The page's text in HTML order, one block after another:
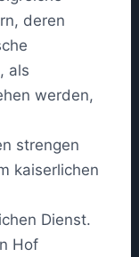
deren
als
werden,
strengen
kaiserlichen
Dienst.
Hof